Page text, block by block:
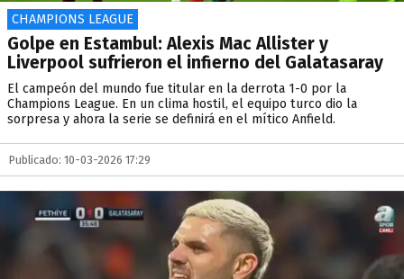
CHAMPIONS LEAGUE
Golpe en Estambul: Alexis Mac Allister y
Liverpool sufrieron el infierno del Galatasaray
El campeón del mundo fue titular en la derrota 1-0 por la
Champions League. En un clima hostil, el equipo turco dio la
sorpresa y ahora la serie se definirá en el mítico Anfield.
Publicado: 10-03-2026 17:29